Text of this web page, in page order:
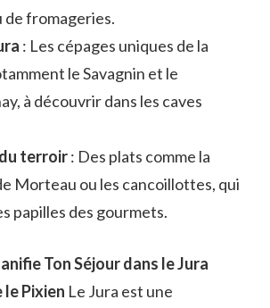
de fromageries.
: Les cépages uniques de la
le Savagnin et le
à découvrir dans les caves
terroir: Des plats comme la
Morteau ou les cancoillottes, qui
papilles des gourmets.
Ton Séjour dans le Jura
le Pixien Le Jura est une